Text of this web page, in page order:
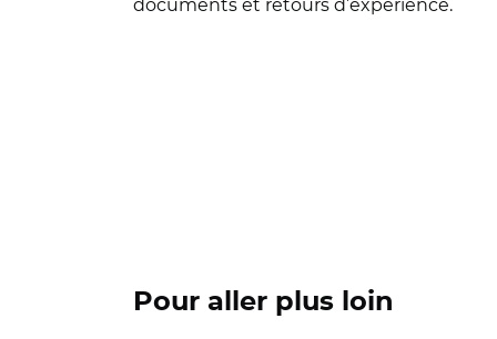
documents et retours d’expérience.
Pour aller plus loin